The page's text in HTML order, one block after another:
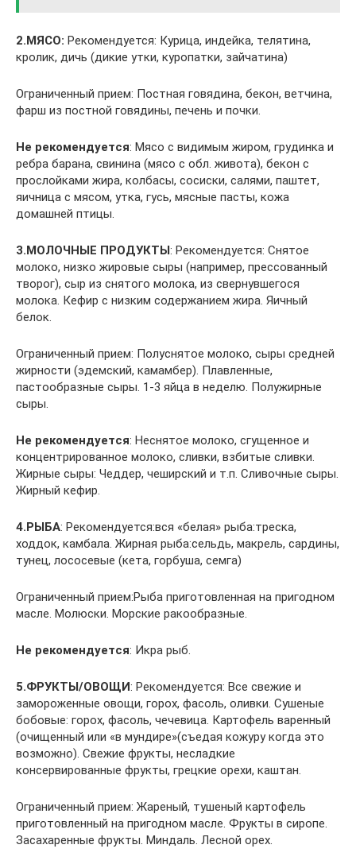
2.МЯСО: Рекомендуется: Курица, индейка, телятина,
кролик, дичь (дикие утки, куропатки, зайчатина)
Ограниченный прием: Постная говядина, бекон, ветчина,
фарш из постной говядины, печень и почки.
Не рекомендуется: Мясо с видимым жиром, грудинка и
ребра барана, свинина (мясо с обл. живота), бекон с
прослойками жира, колбасы, сосиски, салями, паштет,
яичница с мясом, утка, гусь, мясные пасты, кожа
домашней птицы.
3.МОЛОЧНЫЕ ПРОДУКТЫ: Рекомендуется: Снятое
молоко, низко жировые сыры (например, прессованный
творог), сыр из снятого молока, из свернувшегося
молока. Кефир с низким содержанием жира. Яичный
белок.
Ограниченный прием: Полуснятое молоко, сыры средней
жирности (эдемский, камамбер). Плавленные,
пастообразные сыры. 1-3 яйца в неделю. Полужирные
сыры.
Не рекомендуется: Неснятое молоко, сгущенное и
концентрированное молоко, сливки, взбитые сливки.
Жирные сыры: Чеддер, чеширский и т.п. Сливочные сыры.
Жирный кефир.
4.РЫБА: Рекомендуется:вся «белая» рыба:треска,
ходдок, камбала. Жирная рыба:сельдь, макрель, сардины,
тунец, лососевые (кета, горбуша, семга)
Ограниченный прием:Рыба приготовленная на пригодном
масле. Молюски. Морские ракообразные.
Не рекомендуется: Икра рыб.
5.ФРУКТЫ/ОВОЩИ: Рекомендуется: Все свежие и
замороженные овощи, горох, фасоль, оливки. Сушеные
бобовые: горох, фасоль, чечевица. Картофель варенный
(очищенный или «в мундире»(съедая кожуру когда это
возможно). Свежие фрукты, несладкие
консервированные фрукты, грецкие орехи, каштан.
Ограниченный прием: Жареный, тушеный картофель
приготовленный на пригодном масле. Фрукты в сиропе.
Засахаренные фрукты. Миндаль. Лесной орех.